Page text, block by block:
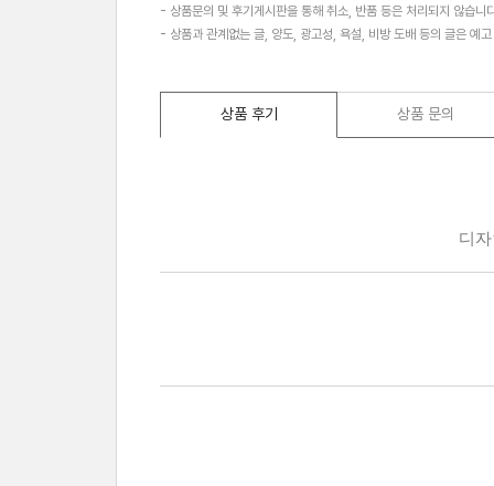
- 상품문의 및 후기게시판을 통해 취소, 반품 등은 처리되지 않습니
- 상품과 관계없는 글, 양도, 광고성, 욕설, 비방 도배 등의 글은 예
상품 후기 상품 문의